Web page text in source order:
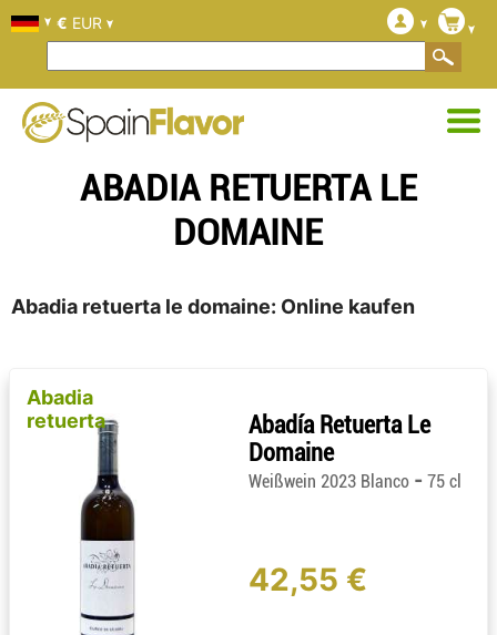
ABADIA RETUERTA LE
DOMAINE
Abadia retuerta le domaine: Online kaufen
Abadia
retuerta
Abadía Retuerta Le
Domaine
Weißwein 2023 Blanco - 75 cl
42,55 €
€ EUR